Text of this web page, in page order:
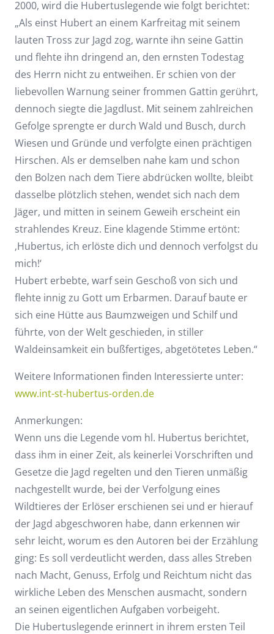
2000, wird die Hubertuslegende wie folgt berichtet:
„Als einst Hubert an einem Karfreitag mit seinem
lauten Tross zur Jagd zog, warnte ihn seine Gattin
und flehte ihn dringend an, den ernsten Todestag
des Herrn nicht zu entweihen. Er schien von der
liebevollen Warnung seiner frommen Gattin gerührt,
dennoch siegte die Jagdlust. Mit seinem zahlreichen
Gefolge sprengte er durch Wald und Busch, durch
Wiesen und Gründe und verfolgte einen prächtigen
Hirschen. Als er demselben nahe kam und schon
den Bolzen nach dem Tiere abdrücken wollte, bleibt
dasselbe plötzlich stehen, wendet sich nach dem
Jäger, und mitten in seinem Geweih erscheint ein
strahlendes Kreuz. Eine klagende Stimme ertönt:
‚Hubertus, ich erlöste dich und dennoch verfolgst du
mich!‘
Hubert erbebte, warf sein Geschoß von sich und
flehte innig zu Gott um Erbarmen. Darauf baute er
sich eine Hütte aus Baumzweigen und Schilf und
führte, von der Welt geschieden, in stiller
Waldeinsamkeit ein bußfertiges, abgetötetes Leben.“
Weitere Informationen finden Interessierte unter:
www.int-st-hubertus-orden.de
Anmerkungen:
Wenn uns die Legende vom hl. Hubertus berichtet,
dass ihm in einer Zeit, als keinerlei Vorschriften und
Gesetze die Jagd regelten und den Tieren unmäßig
nachgestellt wurde, bei der Verfolgung eines
Wildtieres der Erlöser erschienen sei und er hierauf
der Jagd abgeschworen habe, dann erkennen wir
sehr leicht, worum es den Autoren bei der Erzählung
ging: Es soll verdeutlicht werden, dass alles Streben
nach Macht, Genuss, Erfolg und Reichtum nicht das
wirkliche Leben des Menschen ausmacht, sondern
an seinen eigentlichen Aufgaben vorbeigeht.
Die Hubertuslegende erinnert in ihrem ersten Teil